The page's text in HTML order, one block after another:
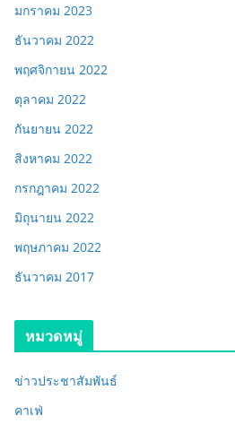
มกราคม 2023
ธันวาคม 2022
พฤศจิกายน 2022
ตุลาคม 2022
กันยายน 2022
สิงหาคม 2022
กรกฎาคม 2022
มิถุนายน 2022
พฤษภาคม 2022
ธันวาคม 2017
หมวดหมู่
ข่าวประชาสัมพันธ์
คาเฟ่